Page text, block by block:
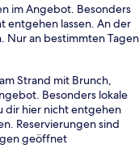
im Angebot. Besonders
entgehen lassen. An der
Nur an bestimmten Tagen
Strand mit Brunch,
Besonders lokale
dir hier nicht entgehen
Reservierungen sind
geöffnet